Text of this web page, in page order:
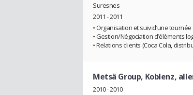
Suresnes
2011 - 2011
• Organisation et suivid’une
• Gestion/Négociation d’éléments
• Relations clients (Coca Cola,
Metsä Group, Koblenz,
2010 - 2010